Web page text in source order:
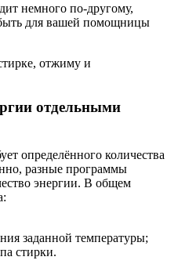
немного по-другому,
для вашей помощницы
отжиму и
отдельными
определённого количества
разные программы
энергии. В общем
заданной температуры;
стирки.